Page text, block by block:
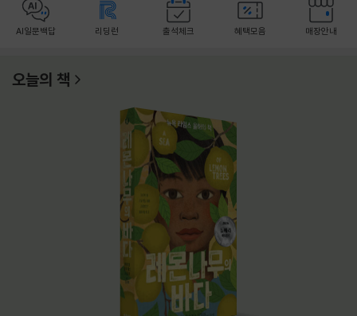
AI일문백답 리딩런 출석체크 혜택모음 매장안내
오늘의 책